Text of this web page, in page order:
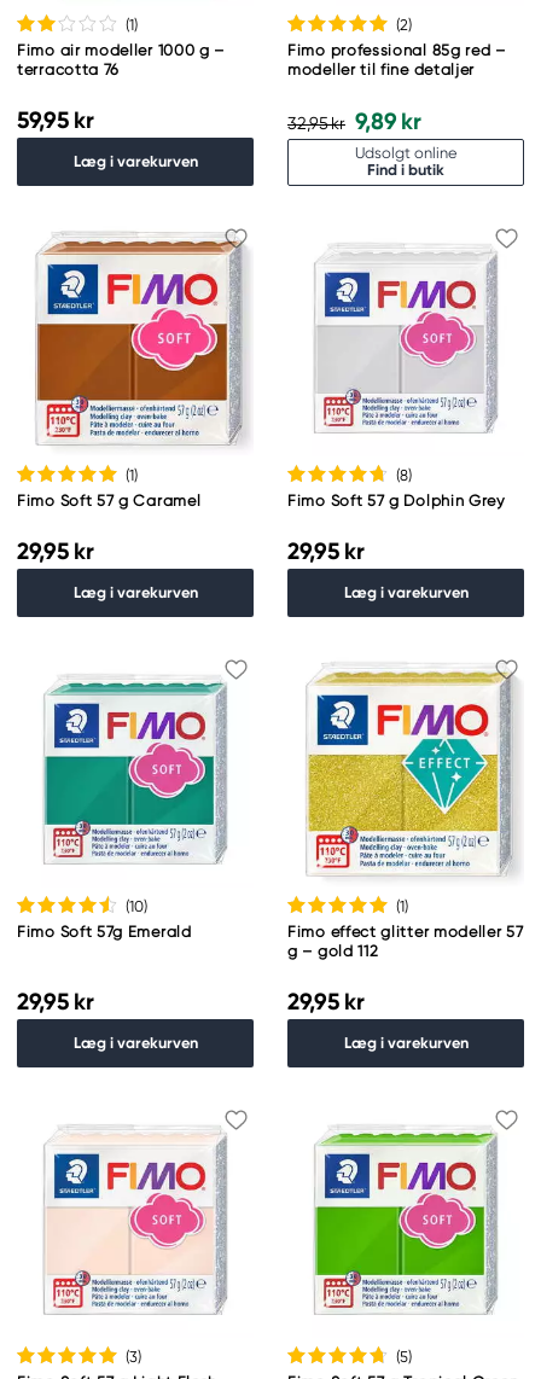
(1)
Fimo air modeller 1000 g –
terracotta 76
59,95 kr
Læg i varekurven
(2)
Fimo professional 85g red –
modeller til fine detaljer
32,95 kr 9,89 kr
Udsolgt online
Find i butik
(1)
Fimo Soft 57 g Caramel
29,95 kr
Læg i varekurven
(8)
Fimo Soft 57 g Dolphin Grey
29,95 kr
Læg i varekurven
(10)
Fimo Soft 57g Emerald
29,95 kr
Læg i varekurven
(1)
Fimo effect glitter modeller 57
g – gold 112
29,95 kr
Læg i varekurven
(3)
(5)